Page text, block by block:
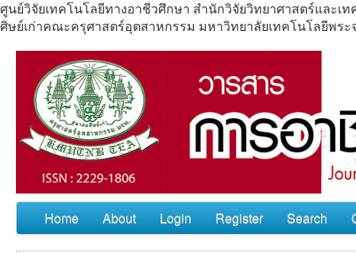
ศูนย์วิจัยเทคโนโลยีทางอาชีวศึกษา สำนักวิจัยวิทยาศาสตร์และ
ศิษย์เก่าคณะครุศาสตร์อุตสาหกรรม มหาวิทยาลัยเทคโนโลยีพระ
Home About Login Register Search